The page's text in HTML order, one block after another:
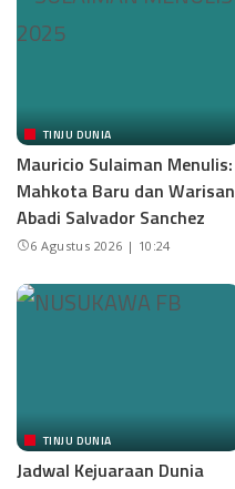
TINJU DUNIA
Mauricio Sulaiman Menulis:
Mahkota Baru dan Warisan
Abadi Salvador Sanchez
6 Agustus 2026 | 10:24
TINJU DUNIA
Jadwal Kejuaraan Dunia